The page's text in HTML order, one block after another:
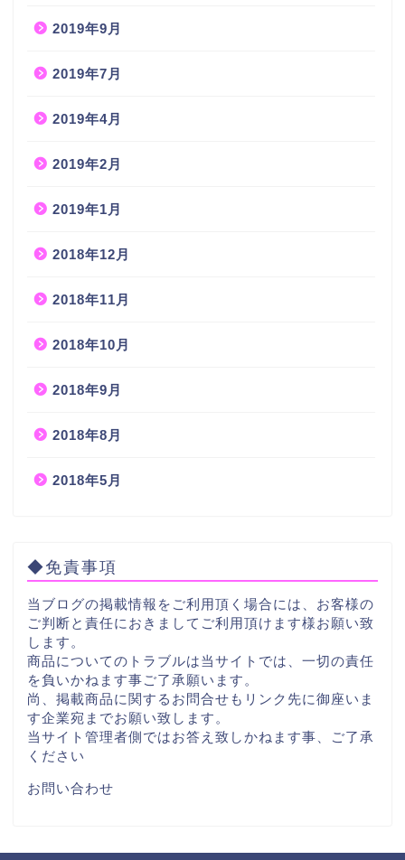
2019年9月
2019年7月
2019年4月
2019年2月
2019年1月
2018年12月
2018年11月
2018年10月
2018年9月
2018年8月
2018年5月
◆免責事項
当ブログの掲載情報をご利用頂く場合には、お客様の
ご判断と責任におきましてご利用頂けます様お願い致
します。
商品についてのトラブルは当サイトでは、一切の責任
を負いかねます事ご了承願います。
尚、掲載商品に関するお問合せもリンク先に御座いま
す企業宛までお願い致します。
当サイト管理者側ではお答え致しかねます事、ご了承
ください
お問い合わせ